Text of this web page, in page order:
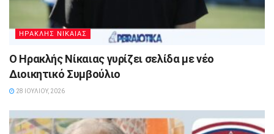
ΗΡΑΚΛΗΣ ΝΙΚΑΙΑΣ
Ο Ηρακλής Νίκαιας γυρίζει σελίδα με νέο
Διοικητικό Συμβούλιο
28 ΙΟΥΛΊΟΥ, 2026